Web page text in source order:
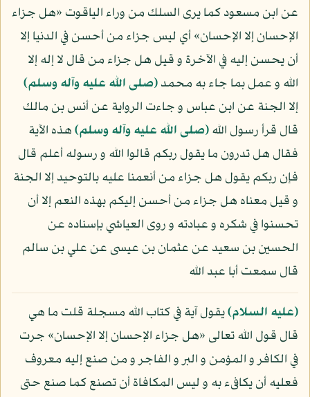
عن ابن مسعود كما يرى السلك من وراء الياقوت «هل جزاء
الإحسان إلا الإحسان» أي ليس جزاء من أحسن في الدنيا إلا
أن يحسن إليه في الآخرة و قيل هل جزاء من قال لا إله إلا
الله و عمل بما جاء به محمد(صلى الله عليه وآله وسلم)
إلا الجنة عن ابن عباس و جاءت الرواية عن أنس بن مالك
قال قرأ رسول الله(صلى الله عليه وآله وسلم)هذه الآية
فقال هل تدرون ما يقول ربكم قالوا الله و رسوله أعلم قال
فإن ربكم يقول هل جزاء من أنعمنا عليه بالتوحيد إلا الجنة
و قيل معناه هل جزاء من أحسن إليكم بهذه النعم إلا أن
تحسنوا في شكره و عبادته و روى العياشي بإسناده عن
الحسين بن سعيد عن عثمان بن عيسى عن علي بن سالم
قال سمعت أبا عبد الله
(عليه السلام)يقول آية في كتاب الله مسجلة قلت ما هي
قال قول الله تعالى «هل جزاء الإحسان إلا الإحسان» جرت
في الكافر و المؤمن و البر و الفاجر و من صنع إليه معروف
فعليه أن يكافىء به و ليس المكافاة أن تصنع كما صنع حتى